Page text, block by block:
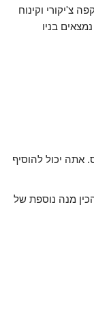
צ'יקורי וקינוח
בניו
אתה יכול להוסיף
מנה נוספת של